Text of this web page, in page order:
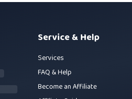
Service & Help
Services
FAQ & Help
Become an Affiliate